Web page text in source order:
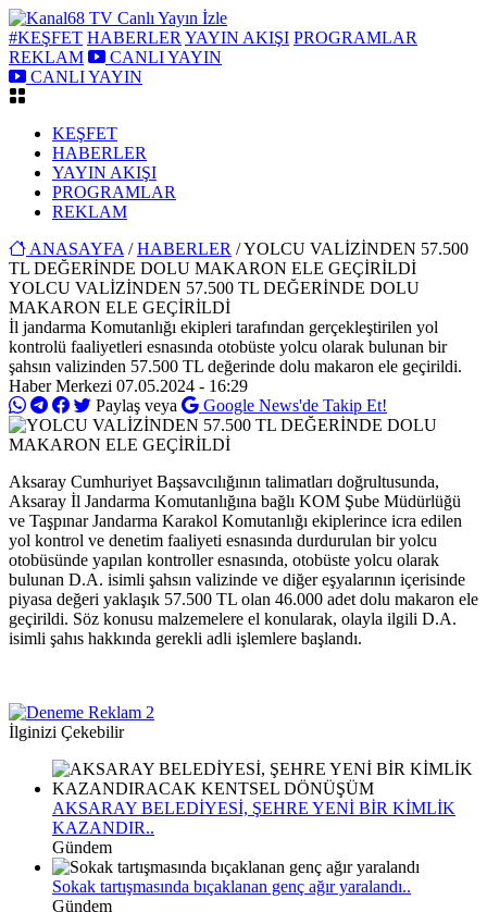
#KEŞFET HABERLER YAYIN AKIŞI PROGRAMLAR
REKLAM
CANLI YAYIN
CANLI YAYIN
KEŞFET
HABERLER
YAYIN AKIŞI
PROGRAMLAR
REKLAM
ANASAYFA /HABERLER / YOLCU VALİZİNDEN 57.500
TL DEĞERİNDE DOLU MAKARON ELE GEÇİRİLDİ
YOLCU VALİZİNDEN 57.500 TL DEĞERİNDE DOLU
MAKARON ELE GEÇİRİLDİ
İl jandarma Komutanlığı ekipleri tarafından gerçekleştirilen yol
kontrolü faaliyetleri esnasında otobüste yolcu olarak bulunan bir
şahsın valizinden 57.500 TL değerinde dolu makaron ele geçirildi.
Haber Merkezi 07.05.2024 - 16:29
Paylaş veya
Google News'de Takip Et!
Aksaray Cumhuriyet Başsavcılığının talimatları doğrultusunda,
Aksaray İl Jandarma Komutanlığına bağlı KOM Şube Müdürlüğü
ve Taşpınar Jandarma Karakol Komutanlığı ekiplerince icra edilen
yol kontrol ve denetim faaliyeti esnasında durdurulan bir yolcu
otobüsünde yapılan kontroller esnasında, otobüste yolcu olarak
bulunan D.A. isimli şahsın valizinde ve diğer eşyalarının içerisinde
piyasa değeri yaklaşık 57.500 TL olan 46.000 adet dolu makaron ele
geçirildi. Söz konusu malzemelere el konularak, olayla ilgili D.A.
isimli şahıs hakkında gerekli adli işlemlere başlandı.
İlginizi Çekebilir
AKSARAY BELEDİYESİ, ŞEHRE YENİ BİR KİMLİK
KAZANDIR..
Gündem
Sokak tartışmasında bıçaklanan genç ağır yaralandı..
Gündem